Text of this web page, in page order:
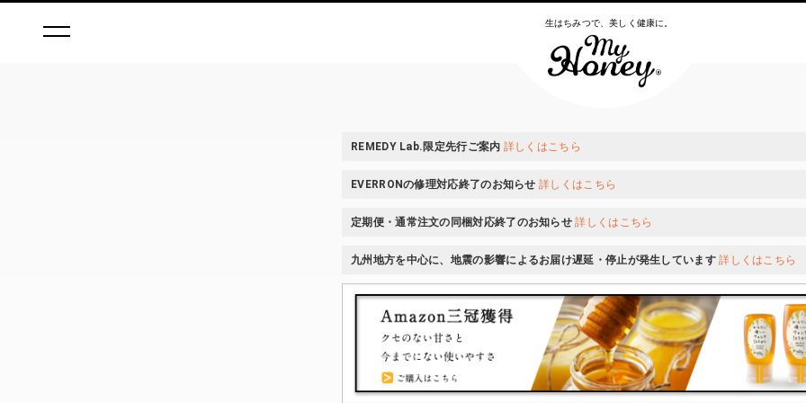
生はちみつで、美しく健康に。
REMEDY Lab.限定先行ご案内 詳しくはこちら
EVERRONの修理対応終了のお知らせ 詳しくはこちら
定期便・通常注文の同梱対応終了のお知らせ 詳しくはこちら
九州地方を中心に、地震の影響によるお届け遅延・停止が発生しています 詳しくはこちら